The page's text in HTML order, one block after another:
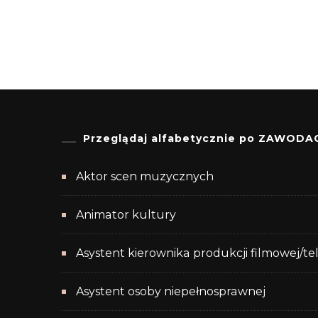
Przeglądaj alfabetycznie po
Aktor scen muzycznych
Animator kultury
Asystent kierownika produkcji filmowej/
Asystent osoby niepełnosprawnej